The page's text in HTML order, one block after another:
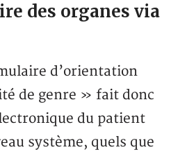
des organes via
d’orientation
de genre » fait donc
du patient
système, quels que